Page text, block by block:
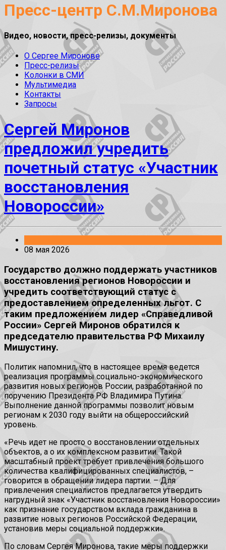
Пресс-центр С.М.Миронова
Видео, новости, пресс-релизы, документы
О Сергее Миронове
Пресс-релизы
Колонки в СМИ
Мультимедиа
Контакты
Запросы
Сергей Миронов
предложил учредить
почетный статус «Участник
восстановления
Новороссии»
08 мая 2026
Государство должно поддержать участников
восстановления регионов Новороссии и
учредить соответствующий статус с
предоставлением определенных льгот. С
таким предложением лидер «Справедливой
России» Сергей Миронов обратился к
председателю правительства РФ Михаилу
Мишустину.
Политик напомнил, что в настоящее время ведется
реализация программы социально-экономического
развития новых регионов России, разработанной по
поручению Президента РФ Владимира Путина.
Выполнение данной программы позволит новым
регионам к 2030 году выйти на общероссийский
уровень.
«Речь идет не просто о восстановлении отдельных
объектов, а о их комплексном развитии. Такой
масштабный проект требует привлечения большого
количества квалифицированных специалистов, –
говорится в обращении лидера партии. – Для
привлечения специалистов предлагается утвердить
нагрудный знак «Участник восстановления Новороссии»
как признание государством вклада гражданина в
развитие новых регионов Российской Федерации,
установив меры социальной поддержки».
По словам Сергея Миронова, такие меры поддержки